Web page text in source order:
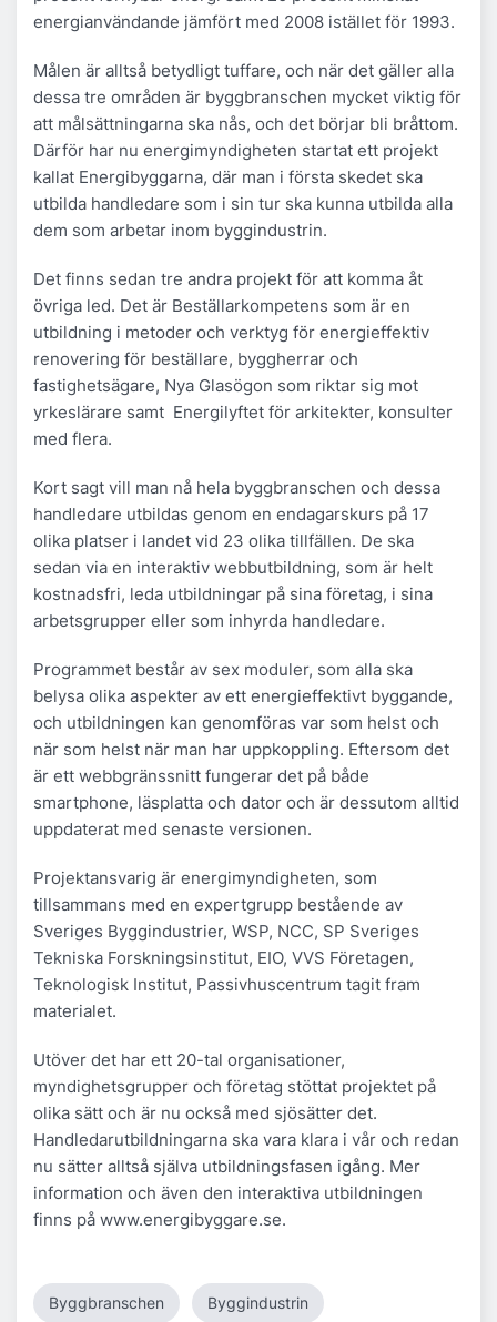
energianvändande jämfört med 2008 istället för 1993.
Målen är alltså betydligt tuffare, och när det gäller alla
dessa tre områden är byggbranschen mycket viktig för
att målsättningarna ska nås, och det börjar bli bråttom.
Därför har nu energimyndigheten startat ett projekt
kallat Energibyggarna, där man i första skedet ska
utbilda handledare som i sin tur ska kunna utbilda alla
dem som arbetar inom byggindustrin.
Det finns sedan tre andra projekt för att komma åt
övriga led. Det är Beställarkompetens som är en
utbildning i metoder och verktyg för energieffektiv
renovering för beställare, byggherrar och
fastighetsägare, Nya Glasögon som riktar sig mot
yrkeslärare samt Energilyftet för arkitekter, konsulter
med flera.
Kort sagt vill man nå hela byggbranschen och dessa
handledare utbildas genom en endagarskurs på 17
olika platser i landet vid 23 olika tillfällen. De ska
sedan via en interaktiv webbutbildning, som är helt
kostnadsfri, leda utbildningar på sina företag, i sina
arbetsgrupper eller som inhyrda handledare.
Programmet består av sex moduler, som alla ska
belysa olika aspekter av ett energieffektivt byggande,
och utbildningen kan genomföras var som helst och
när som helst när man har uppkoppling. Eftersom det
är ett webbgränssnitt fungerar det på både
smartphone, läsplatta och dator och är dessutom alltid
uppdaterat med senaste versionen.
Projektansvarig är energimyndigheten, som
tillsammans med en expertgrupp bestående av
Sveriges Byggindustrier, WSP, NCC, SP Sveriges
Tekniska Forskningsinstitut, EIO, VVS Företagen,
Teknologisk Institut, Passivhuscentrum tagit fram
materialet.
Utöver det har ett 20-tal organisationer,
myndighetsgrupper och företag stöttat projektet på
olika sätt och är nu också med sjösätter det.
Handledarutbildningarna ska vara klara i vår och redan
nu sätter alltså själva utbildningsfasen igång. Mer
information och även den interaktiva utbildningen
finns på www.energibyggare.se.
Byggbranschen Byggindustrin